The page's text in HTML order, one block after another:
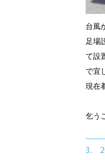
台風
足場
て設
で宜
現在
乞う
3.